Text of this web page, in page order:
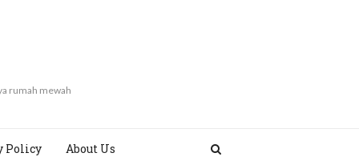
rumah mewah
Policy About Us